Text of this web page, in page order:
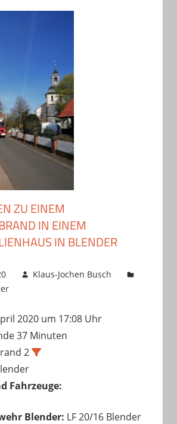
ZU EINEM
IN EINEM
IN BLENDER
Klaus-Jochen Busch
2020 um 17:08 Uhr
37 Minuten
2
Fahrzeuge:
Blender: LF 20/16 Blender